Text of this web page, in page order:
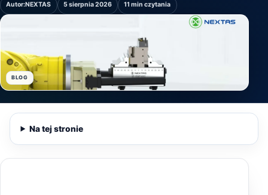
Autor:NEXTAS 5 sierpnia 2026 11 min czytania
BLOG
Na tej stronie